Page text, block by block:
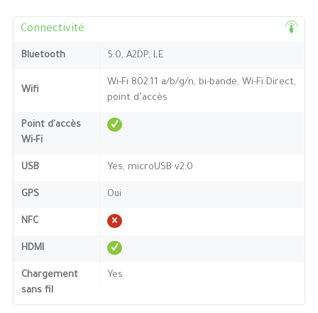
Connectivité
Bluetooth 5.0, A2DP, LE
Wifi
Wi-Fi 802.11 a/b/g/n, bi-bande, Wi-Fi Direct,
point d’accès
Point d'accès
Wi-Fi
USB Yes, microUSB v2.0
GPS Oui
NFC
HDMI
Chargement
sans fil
Yes